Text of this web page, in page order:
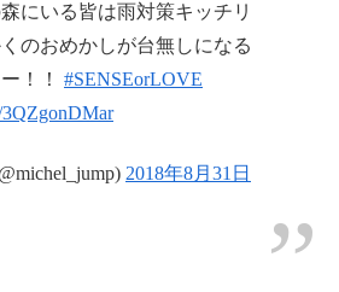
にいる皆は雨対策キッチリ
のおめかしが台無しになる
！！ #SENSEorLOVE
2018年8月31日